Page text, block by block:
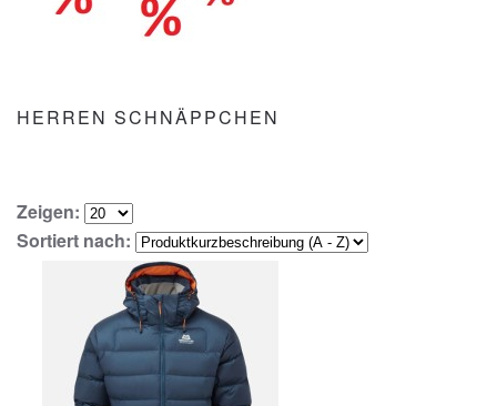
HERREN SCHNÄPPCHEN
Zeigen:
Sortiert nach: